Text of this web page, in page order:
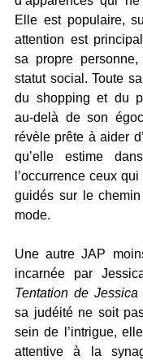
Elle est populaire,
attention est
sa propre
statut social. Toute
du shopping et du
au-delà de son
révèle prête à aider
qu’elle estime
l’occurrence ceux
guidés sur le
mode.
Une autre JAP
incarnée par
Tentation de Jessica
sa judéité ne soit
sein de l’intrigue,
attentive à la